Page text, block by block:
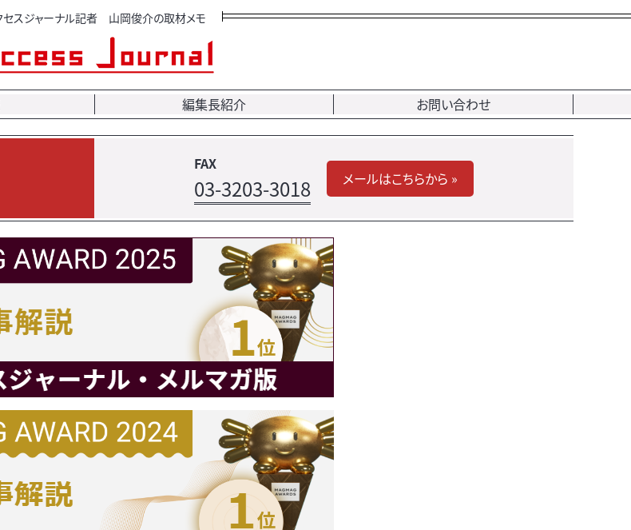
セスジャーナル記者 山岡俊介の取材メモ
編集長紹介 お問い合わせ
FAX
03-3203-3018 メールはこちらから »